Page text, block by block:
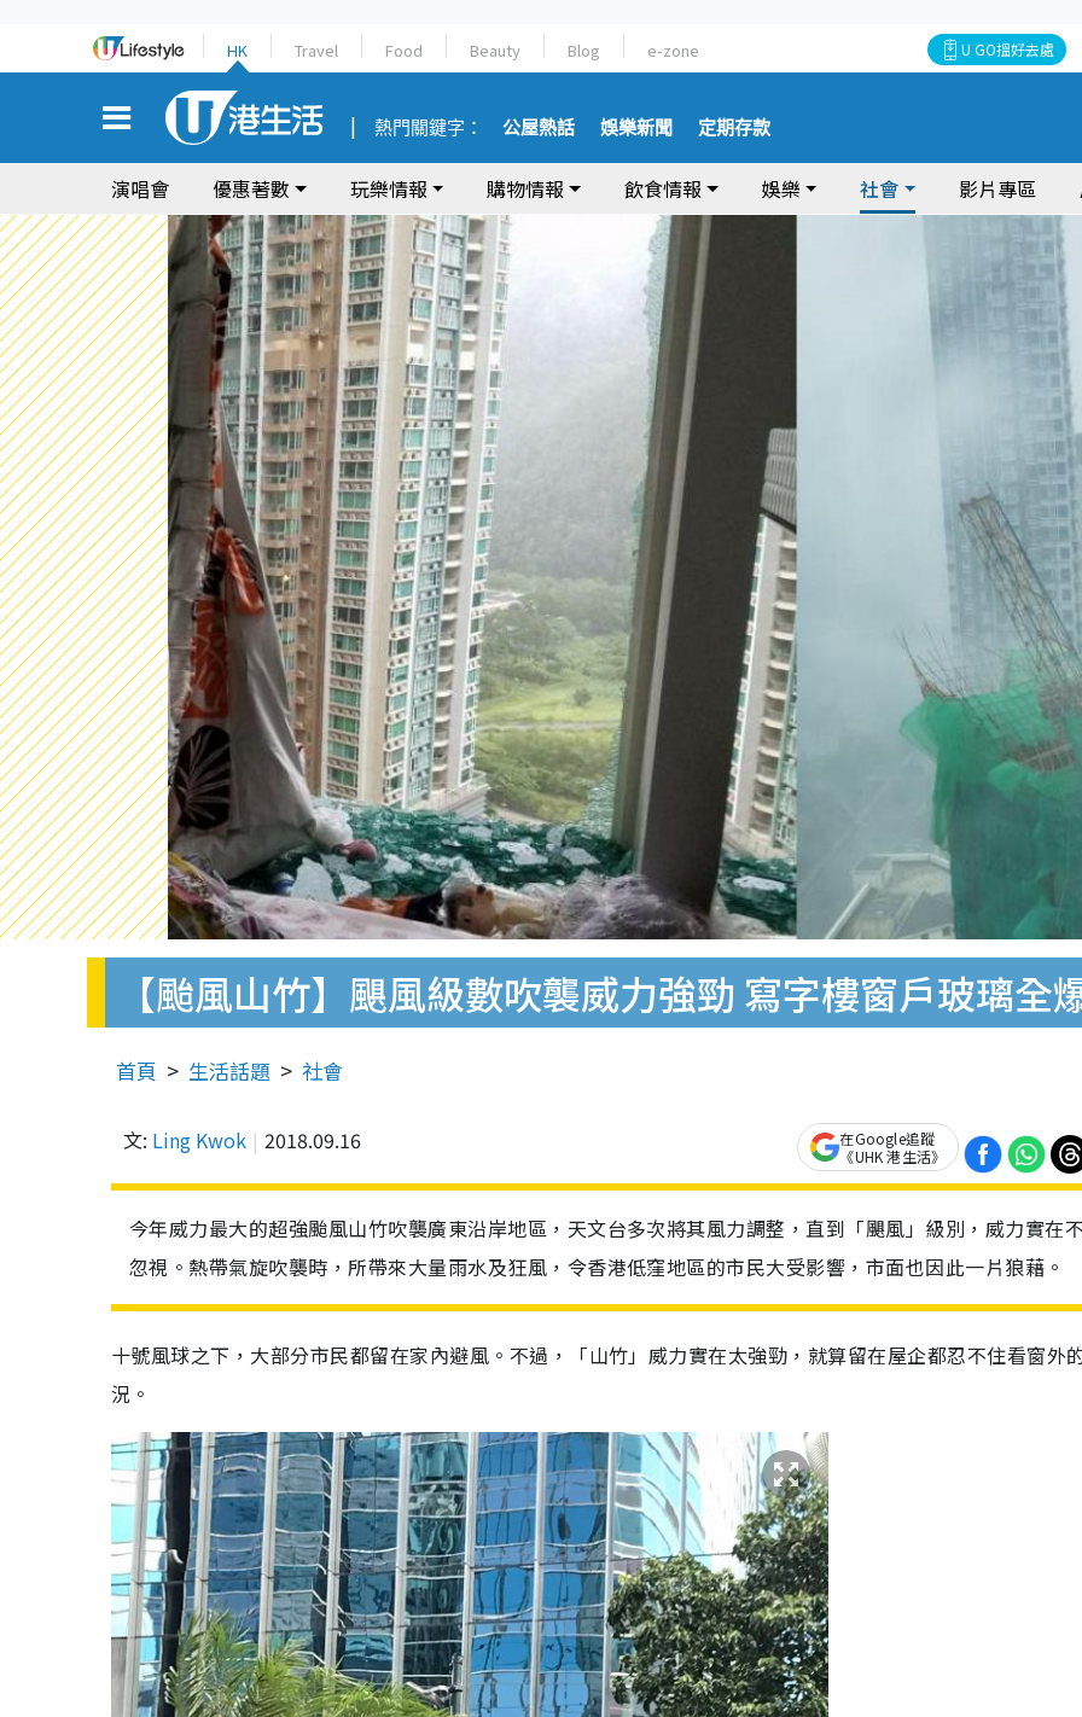
HK Travel Food Beauty Blog e-zone U GO搵好去處
熱門關鍵字： 公屋熱話 娛樂新聞 定期存款
演唱會 優惠著數 玩樂情報 購物情報 飲食情報 娛樂 社會 影片專區
【颱風山竹】颶風級數吹襲威力強勁 寫字樓窗戶玻璃全
首頁 生活話題 社會
文: Ling Kwok 2018.09.16
在Google追蹤
《UHK 港生活》
今年威力最大的超強颱風山竹吹襲廣東沿岸地區，天文台多次將其風力調整，直到「颶風」級別，威力實在
忽視。熱帶氣旋吹襲時，所帶來大量雨水及狂風，令香港低窪地區的市民大受影響，市面也因此一片狼藉。
十號風球之下，大部分市民都留在家內避風。不過，「山竹」威力實在太強勁，就算留在屋企都忍不住看窗外
況。